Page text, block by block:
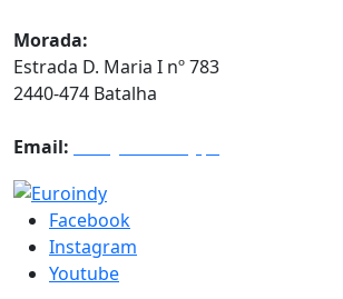
Morada:
Estrada D. Maria I nº 783
2440-474 Batalha
Email:
Facebook
Instagram
Youtube